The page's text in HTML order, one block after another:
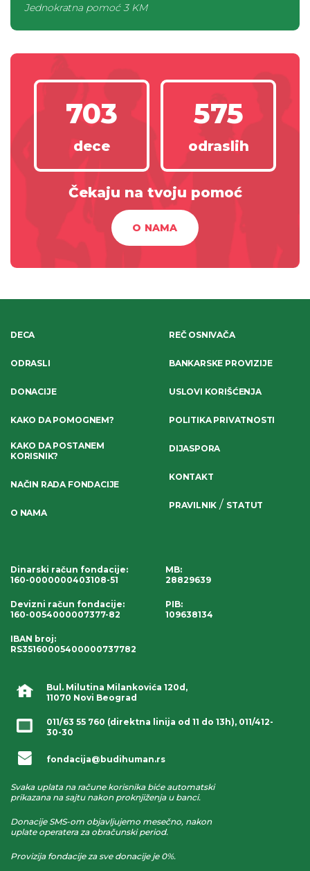
Jednokratna pomoć3 KM
703
dece
575
odraslih
Čekaju na tvoju pomoć
O NAMA
Bul. Milutina Milankovića 120d,
11070 Novi Beograd
011/63 55 760 (direktna linija od 11 do 13h), 011/412-
30-30
fondacija@budihuman.rs
Svaka uplata na račune korisnika biće automatski
prikazana na sajtu nakon proknjiženja u banci.
Donacije SMS-om objavljujemo mesečno, nakon
uplate operatera za obračunski period.
Provizija fondacije za sve donacije je 0%.
DECA
ODRASLI
DONACIJE
KAKO DA POMOGNEM?
KAKO DA POSTANEM
KORISNIK?
NAČIN RADA FONDACIJE
O NAMA
REČ OSNIVAČA
BANKARSKE PROVIZIJE
USLOVI KORIŠĆENJA
POLITIKA PRIVATNOSTI
DIJASPORA
KONTAKT
PRAVILNIK / STATUT
Dinarski račun fondacije:
160-0000000403108-51
Devizni račun fondacije:
160-0054000007377-82
IBAN broj:
RS35160005400000737782
MB:
28829639
PIB:
109638134